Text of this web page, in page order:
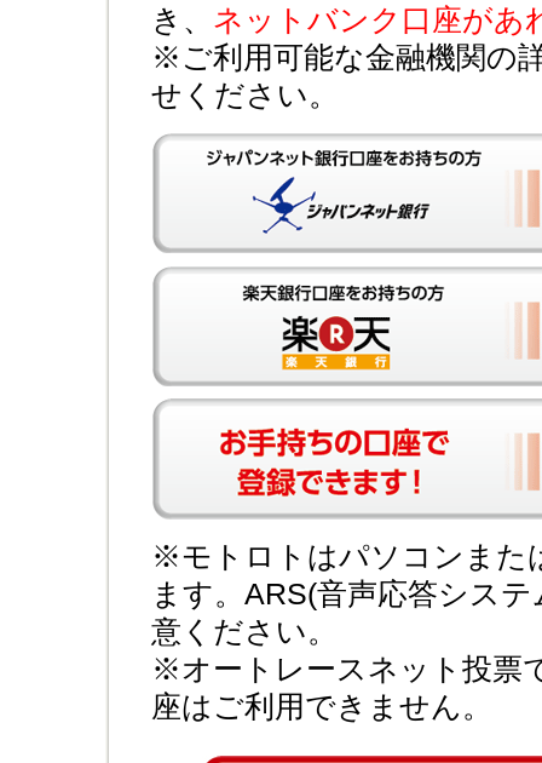
き、 ネットバンク口座があ
※ご利用可能な金融機関の
せください。
※モトロトはパソコンまた
ます。ARS(音声応答シス
意ください。
※オートレースネット投票
座はご利用できません。